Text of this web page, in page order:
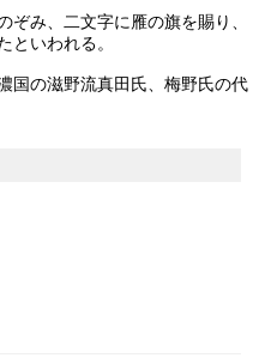
ぞみ、二文字に雁の旗を賜り、
といわれる。
国の滋野流真田氏、梅野氏の代